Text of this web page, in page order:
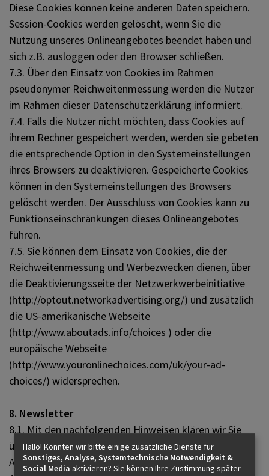
Diese Cookies können keine anderen Daten speichern.
Session-Cookies werden gelöscht, wenn Sie die
Nutzung unseres Onlineangebotes beendet haben und
sich z.B. ausloggen oder den Browser schließen.
7.3. Über den Einsatz von Cookies im Rahmen
pseudonymer Reichweitenmessung werden die Nutzer
im Rahmen dieser Datenschutzerklärung informiert.
7.4. Falls die Nutzer nicht möchten, dass Cookies auf
ihrem Rechner gespeichert werden, werden sie gebeten
die entsprechende Option in den Systemeinstellungen
ihres Browsers zu deaktivieren. Gespeicherte Cookies
können in den Systemeinstellungen des Browsers
gelöscht werden. Der Ausschluss von Cookies kann zu
Funktionseinschränkungen dieses Onlineangebotes
führen.
7.5. Sie können dem Einsatz von Cookies, die der
Reichweitenmessung und Werbezwecken dienen, über
die Deaktivierungsseite der Netzwerkwerbeinitiative
(http://optout.networkadvertising.org/) und zusätzlich
die US-amerikanische Webseite
(http://www.aboutads.info/choices ) oder die
europäische Webseite
(http://www.youronlinechoices.com/uk/your-ad-
choices/) widersprechen.
8. Newsletter
8.1. Mit den nachfolgenden Hinweisen klären wir Sie
über die Inhalte unseres Newsletters sowie das
Anmelde-, Versand- und das statistische
Hallo! Könnten wir bitte einige zusätzliche Dienste für
Sonstiges, Analyse, Systemtechnische Notwendigkeit &
Social Media aktivieren? Sie können Ihre Zustimmung später